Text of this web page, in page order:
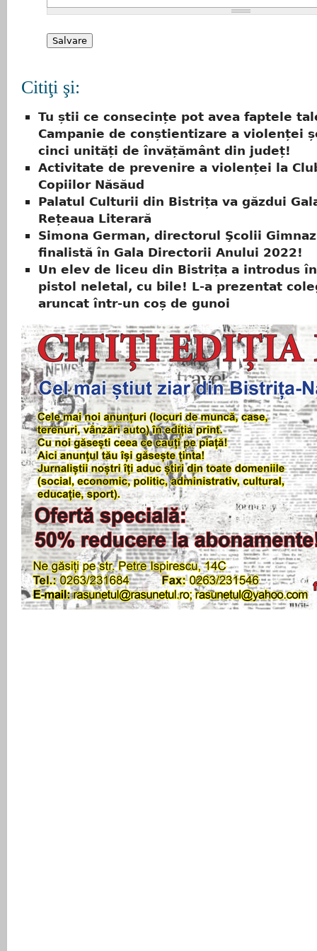
Citiţi şi:
Tu știi ce consecințe pot avea faptele
Campanie de conștientizare a violenței
cinci unități de învățământ din județ!
Activitate de prevenire a violenței la
Copiilor Năsăud
Palatul Culturii din Bistrița va găzdui
Rețeaua Literară
Simona German, directorul Şcolii
finalistă în Gala Directorii Anului 2022!
Un elev de liceu din Bistrița a introdus
pistol neletal, cu bile! L-a prezentat
aruncat într-un coș de gunoi